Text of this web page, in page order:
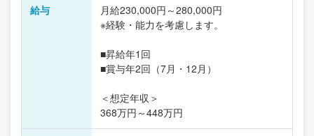
給与
月給230,000円～280,000円
※経験・能力を考慮します。
■昇給年1回
■賞与年2回（7月・12月）
＜想定年収＞
368万円～448万円